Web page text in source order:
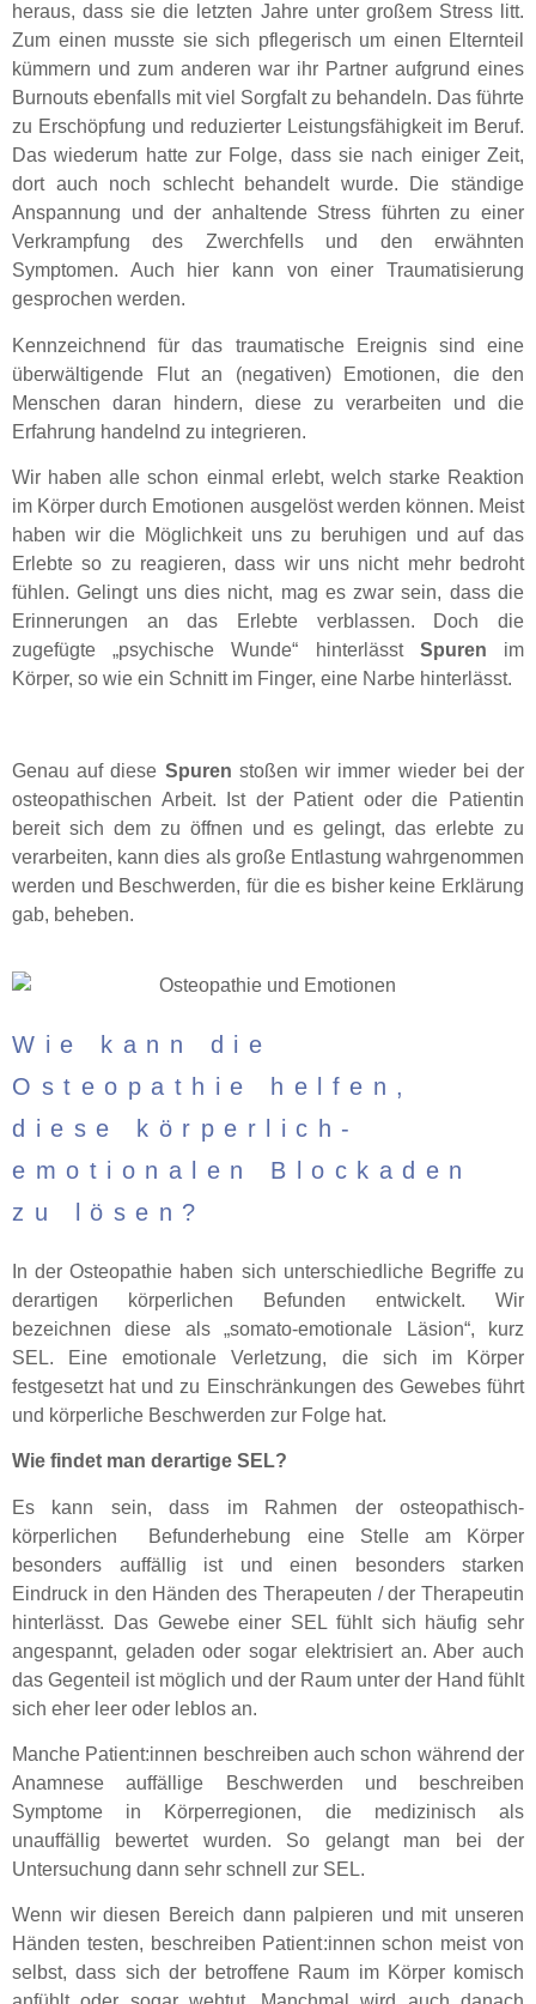
heraus, dass sie die letzten Jahre unter großem Stress litt.
Zum einen musste sie sich pflegerisch um einen Elternteil
kümmern und zum anderen war ihr Partner aufgrund eines
Burnouts ebenfalls mit viel Sorgfalt zu behandeln. Das führte
zu Erschöpfung und reduzierter Leistungsfähigkeit im Beruf.
Das wiederum hatte zur Folge, dass sie nach einiger Zeit,
dort auch noch schlecht behandelt wurde. Die ständige
Anspannung und der anhaltende Stress führten zu einer
Verkrampfung des Zwerchfells und den erwähnten
Symptomen. Auch hier kann von einer Traumatisierung
gesprochen werden.
Kennzeichnend für das traumatische Ereignis sind eine
überwältigende Flut an (negativen) Emotionen, die den
Menschen daran hindern, diese zu verarbeiten und die
Erfahrung handelnd zu integrieren.
Wir haben alle schon einmal erlebt, welch starke Reaktion
im Körper durch Emotionen ausgelöst werden können. Meist
haben wir die Möglichkeit uns zu beruhigen und auf das
Erlebte so zu reagieren, dass wir uns nicht mehr bedroht
fühlen. Gelingt uns dies nicht, mag es zwar sein, dass die
Erinnerungen an das Erlebte verblassen. Doch die
zugefügte „psychische Wunde“ hinterlässt Spuren im
Körper, so wie ein Schnitt im Finger, eine Narbe hinterlässt.
Genau auf diese Spuren stoßen wir immer wieder bei der
osteopathischen Arbeit. Ist der Patient oder die Patientin
bereit sich dem zu öffnen und es gelingt, das erlebte zu
verarbeiten, kann dies als große Entlastung wahrgenommen
werden und Beschwerden, für die es bisher keine Erklärung
gab, beheben.
Wie kann die
Osteopathie helfen,
diese körperlich-
emotionalen Blockaden
zu lösen?
In der Osteopathie haben sich unterschiedliche Begriffe zu
derartigen körperlichen Befunden entwickelt. Wir
bezeichnen diese als „somato-emotionale Läsion“, kurz
SEL. Eine emotionale Verletzung, die sich im Körper
festgesetzt hat und zu Einschränkungen des Gewebes führt
und körperliche Beschwerden zur Folge hat.
Wie findet man derartige SEL?
Es kann sein, dass im Rahmen der osteopathisch-
körperlichen Befunderhebung eine Stelle am Körper
besonders auffällig ist und einen besonders starken
Eindruck in den Händen des Therapeuten / der Therapeutin
hinterlässt. Das Gewebe einer SEL fühlt sich häufig sehr
angespannt, geladen oder sogar elektrisiert an. Aber auch
das Gegenteil ist möglich und der Raum unter der Hand fühlt
sich eher leer oder leblos an.
Manche Patient:innen beschreiben auch schon während der
Anamnese auffällige Beschwerden und beschreiben
Symptome in Körperregionen, die medizinisch als
unauffällig bewertet wurden. So gelangt man bei der
Untersuchung dann sehr schnell zur SEL.
Wenn wir diesen Bereich dann palpieren und mit unseren
Händen testen, beschreiben Patient:innen schon meist von
selbst, dass sich der betroffene Raum im Körper komisch